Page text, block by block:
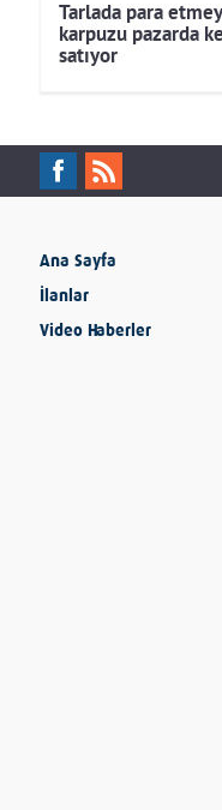
Tarlada para
karpuzu pazarda
satıyor
Ana Sayfa
İlanlar
Video Haberler